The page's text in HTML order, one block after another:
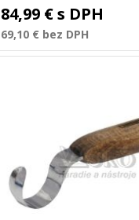
84,99 €s DPH
69,10 € bez DPH